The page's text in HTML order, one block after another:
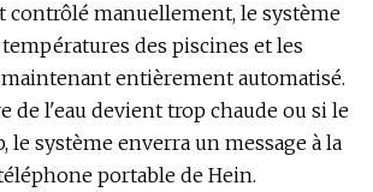
contrôlé manuellement, le système
des piscines et les
entièrement automatisé.
de l'eau devient trop chaude ou si le
le système enverra un message à la
portable de Hein.